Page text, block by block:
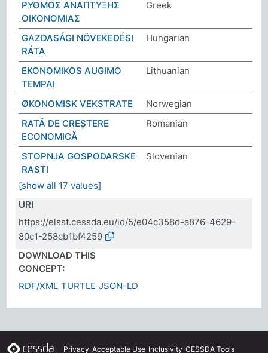
ΡΥΘΜΟΣ ΑΝΑΠΤΥΞΗΣ
ΟΙΚΟΝΟΜΙΑΣ
Greek
GAZDASÁGI NÖVEKEDÉSI
RÁTA
Hungarian
EKONOMIKOS AUGIMO
TEMPAI
Lithuanian
ØKONOMISK VEKSTRATE
Norwegian
RATĂ DE CREȘTERE
ECONOMICĂ
Romanian
STOPNJA GOSPODARSKE
RASTI
Slovenian
[show all 17 values]
URI
https://elsst.cessda.eu/id/5/e04c358d-a876-4629-
80c1-258cb1bf4259
DOWNLOAD THIS
CONCEPT:
RDF/XML TURTLE JSON-LD
Privacy Acceptable Use Inclusivity CESSDA Tools